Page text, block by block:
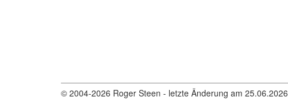
© 2004-2026 Roger Steen - letzte Änderung am 25.06.2026